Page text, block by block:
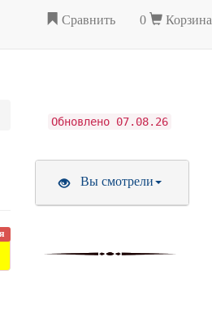
Сравнить 0 Корзина
Обновлено 07.08.26
Вы смотрели